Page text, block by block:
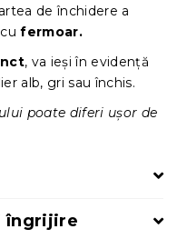
de închidere a
cufermoar.
, va ieși în evidență
alb, gri sau închis.
poate diferi ușor de
îngrijire